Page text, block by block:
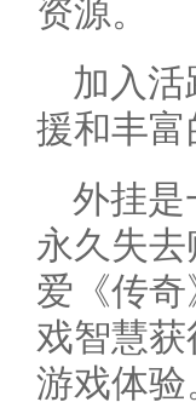
资源。
加入
援和丰
外挂是
永久失
爱《传
戏智慧
游戏体验